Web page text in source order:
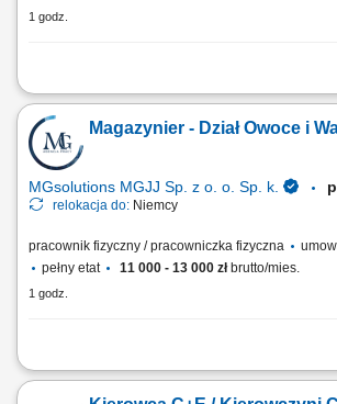
1 godz.
Opis stanowiska Magazynowanie towaru -
towarów dostarczanych do magazynu;
Przygotowywanie towaru do dalszej wysyłki; Proste
na terenie magazynu logistycznego;
Magazynier - Dział Owoce i
MGsolutions MGJJ Sp. z o. o. Sp. k.
relokacja do: Niemcy
pracownik fizyczny / pracowniczka fizyczna
pełny etat
11 000 - 13 000 złbrutto/mies.
1 godz.
Opis stanowiska Realizacja zamówień (Order